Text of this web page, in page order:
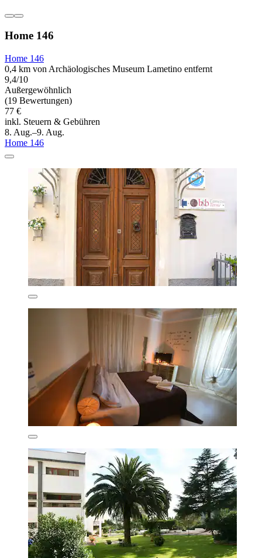
Home 146
Home 146
0,4 km von Archäologisches Museum Lametino entfernt
9,4/10
Außergewöhnlich
(19 Bewertungen)
77 €
inkl. Steuern & Gebühren
8. Aug.–9. Aug.
Home 146